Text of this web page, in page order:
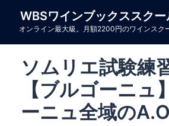
WBSワインブックススクー
オンライン最大級。月額2200円のワインスク
ソムリエ試験練
【ブルゴーニュ
ーニュ全域の